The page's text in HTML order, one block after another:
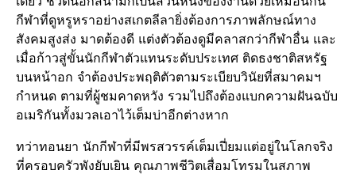
กีฬาที่ดูหรูหราอย่างสเกตลีลายิ่งต้องการภาพลักษณ์ทาง
สังคมสูงส่ง มาดต้องดี แต่งตัวต้องดูมีคลาสกว่ากีฬาอื่น และ
เมื่อก้าวสู่ขั้นนักกีฬาตัวแทนระดับประเทศ ติดธงชาติสหรัฐ
บนหน้าอก จำต้องประพฤติตัวตามระเบียบวินัยที่สมาคมฯ
กำหนด ตามที่ผู้ชมคาดหวัง รวมไปถึงต้องแบกความฝันฉบับ
อเมริกันทั้งมวลเอาไว้เต็มบ่าอีกต่างหาก
ทว่าทอนยา นักกีฬาที่มีพรสวรรค์เต็มเปี่ยมแต่อยู่ในโลกจริง
ที่ครอบครัวพังยับเยิน คุณภาพชีวิตเสื่อมโทรมในสภาพ